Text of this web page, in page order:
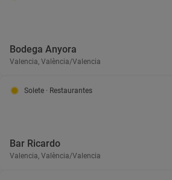
Bodega Anyora
Valencia, València/Valencia
Solete · Restaurantes
Bar Ricardo
Valencia, València/Valencia